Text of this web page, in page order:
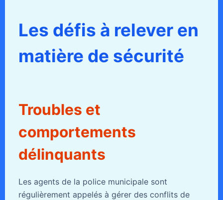
Les défis à relever en
matière de sécurité
Troubles et
comportements
délinquants
Les agents de la police municipale sont
régulièrement appelés à gérer des conflits de